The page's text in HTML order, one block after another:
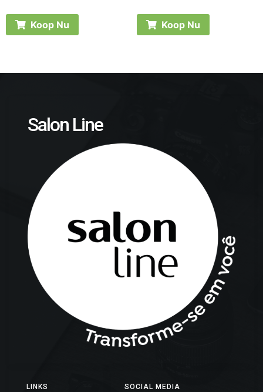
Koop Nu Koop Nu
SOCIAL MEDIA
LINKS
Salon Line